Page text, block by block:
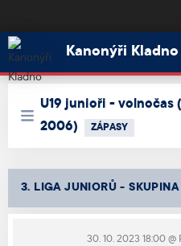
Kanonýři Kladno
Kanonýři Kladno
U19 junioři - volnočas
2006)
ZÁPASY
3. LIGA JUNIORŮ -
30. 10. 2023 18:00 @